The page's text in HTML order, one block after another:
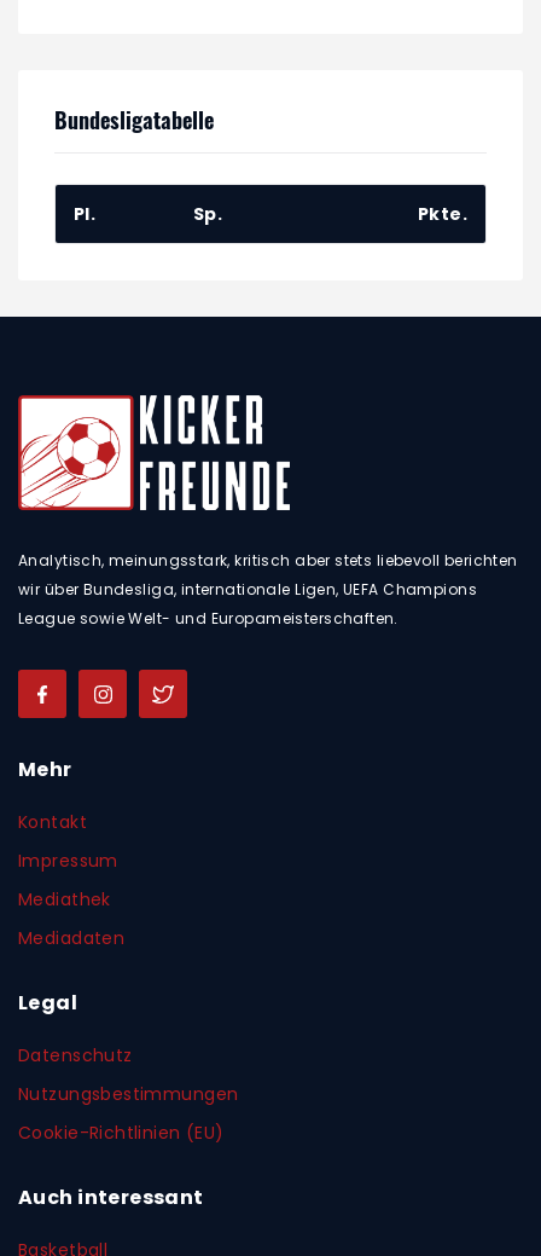
Bundesligatabelle
Pl. Sp. Pkte.
Analytisch, meinungsstark, kritisch aber stets liebevoll berichten
wir über Bundesliga, internationale Ligen, UEFA Champions
League sowie Welt- und Europameisterschaften.
Mehr
Kontakt
Impressum
Mediathek
Mediadaten
Legal
Datenschutz
Nutzungsbestimmungen
Cookie-Richtlinien (EU)
Auch interessant
Basketball